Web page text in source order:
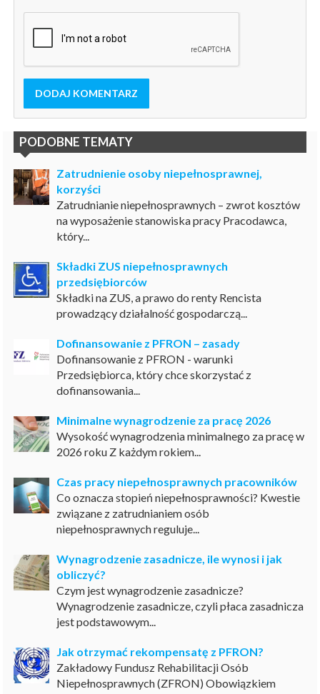
DODAJ KOMENTARZ
PODOBNE TEMATY
Zatrudnienie osoby niepełnosprawnej,
korzyści
Zatrudnianie niepełnosprawnych – zwrot kosztów
na wyposażenie stanowiska pracy Pracodawca,
który...
Składki ZUS niepełnosprawnych
przedsiębiorców
Składki na ZUS, a prawo do renty Rencista
prowadzący działalność gospodarczą...
Dofinansowanie z PFRON – zasady
Dofinansowanie z PFRON - warunki
Przedsiębiorca, który chce skorzystać z
dofinansowania...
Minimalne wynagrodzenie za pracę 2026
Wysokość wynagrodzenia minimalnego za pracę w
2026 roku Z każdym rokiem...
Czas pracy niepełnosprawnych pracowników
Co oznacza stopień niepełnosprawności? Kwestie
związane z zatrudnianiem osób
niepełnosprawnych reguluje...
Wynagrodzenie zasadnicze, ile wynosi i jak
obliczyć?
Czym jest wynagrodzenie zasadnicze?
Wynagrodzenie zasadnicze, czyli płaca zasadnicza
jest podstawowym...
Jak otrzymać rekompensatę z PFRON?
Zakładowy Fundusz Rehabilitacji Osób
Niepełnosprawnych (ZFRON) Obowiązkiem